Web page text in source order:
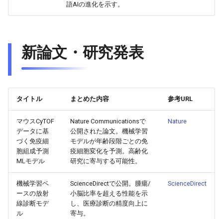
2026-06-10
2026-06-08
2026-06-07
2026-06-06
2026-06-05
2026-06-04
2025-11-25
2025-11-23
2025-11-22
2025-11-21
2025-11-20
2025-11-19
2026-06-10
2026-06-09
2026-06-08
2026-06-07
2026-06-06
2026-06-05
2026-06-04
2026-06-07
2026-06-05
2026-06-04
2026-06-03
2026-06-02
2026-06-01
2025-11-25
2025-11-23
2025-11-22
2025-11-21
2025-11-20
2025-11-19
2026-06-07
2026-06-05
2026-06-04
2026-06-03
2026-06-02
2026-05-31
2025-11-25
2025-11-23
2025-11-22
2025-11-21
2025-11-20
2025-11-19
2026-06-10
2026-06-08
2026-06-07
2026-06-06
2026-06-05
2026-06-04
2026-06-04
2026-06-02
2026-06-01
2026-05-31
2026-05-30
語AIの進化を示す。
新論文・研究発表
タイトル まとめた内容 参考URL
マウスCyTOF
データに基
づく免疫細
胞組成予測
MLモデル
Nature Communicationsで
公開された論文。機械学習
モデルが年齢段階ごとの免
疫細胞変化を予測。高齢化
研究に寄与する可能性。
Nature
機械学習ベ
ースの放射
線診断モデ
ル
ScienceDirectで公開。腫瘍/
小脳比率を超える性能を示
し、医療診断の精度向上に
寄与。
ScienceDirect